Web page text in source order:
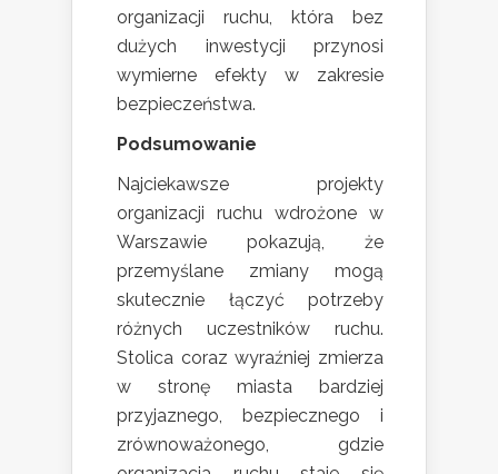
organizacji ruchu, która bez
dużych inwestycji przynosi
wymierne efekty w zakresie
bezpieczeństwa.
Podsumowanie
Najciekawsze projekty
organizacji ruchu wdrożone w
Warszawie pokazują, że
przemyślane zmiany mogą
skutecznie łączyć potrzeby
różnych uczestników ruchu.
Stolica coraz wyraźniej zmierza
w stronę miasta bardziej
przyjaznego, bezpiecznego i
zrównoważonego, gdzie